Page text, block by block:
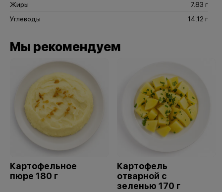
Жиры
7.83 г
Углеводы
14.12 г
Мы рекомендуем
Картофельное
пюре 180 г
Картофель
отварной с
зеленью 170 г